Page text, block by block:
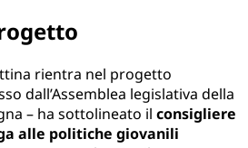
rientra nel progetto
dall’Assemblea legislativa della
– ha sottolineato ilconsigliere
alle politiche giovanili